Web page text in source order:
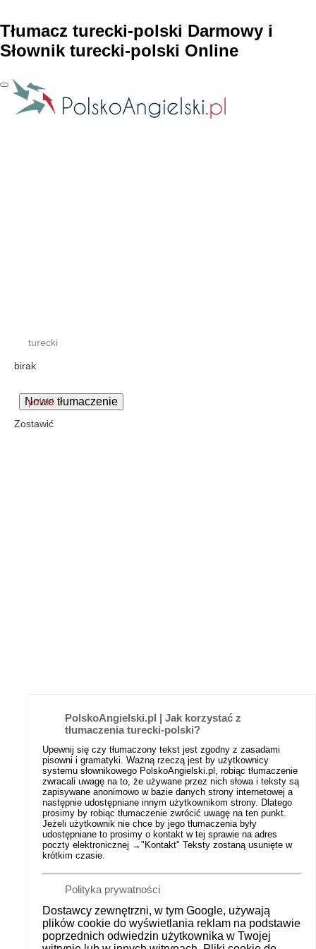
Tłumacz turecki-polski Darmowy i
Słownik turecki-polski Online
turecki
birak
polski
Zostawić
PolskoAngielski.pl | Jak korzystać z
tłumaczenia turecki-polski?
Upewnij się czy tłumaczony tekst jest zgodny z zasadami
pisowni i gramatyki. Ważną rzeczą jest by użytkownicy
systemu słownikowego PolskoAngielski.pl, robiąc tłumaczenie
zwracali uwagę na to, że używane przez nich słowa i teksty są
zapisywane anonimowo w bazie danych strony internetowej a
następnie udostępniane innym użytkownikom strony. Dlatego
prosimy by robiąc tłumaczenie zwrócić uwagę na ten punkt.
Jeżeli użytkownik nie chce by jego tłumaczenia były
udostępniane to prosimy o kontakt w tej sprawie na adres
poczty elektronicznej →"Kontakt" Teksty zostaną usunięte w
krótkim czasie.
Polityka prywatności
Dostawcy zewnętrzni, w tym Google, używają
plików cookie do wyświetlania reklam na podstawie
poprzednich odwiedzin użytkownika w Twojej